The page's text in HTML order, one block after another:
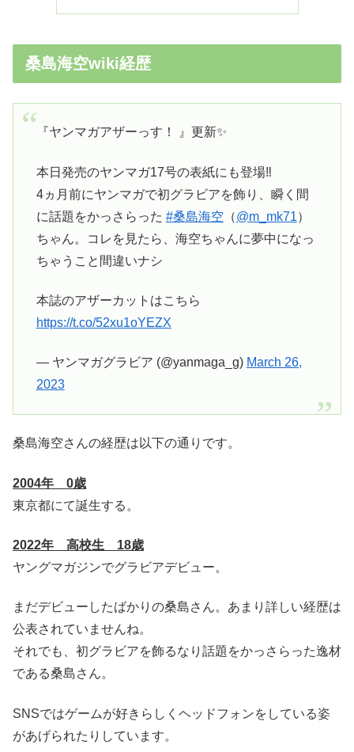
桑島海空wiki経歴
『ヤンマガアザーっす！ 』更新✨
本日発売のヤンマガ17号の表紙にも登場‼️
4ヵ月前にヤンマガで初グラビアを飾り、瞬く間
に話題をかっさらった #桑島海空 （@m_mk71）
ちゃん。コレを見たら、海空ちゃんに夢中になっ
ちゃうこと間違いナシ
本誌のアザーカットはこちら
https://t.co/52xu1oYEZX
— ヤンマガグラビア (@yanmaga_g) March 26,
2023
桑島海空さんの経歴は以下の通りです。
2004年 0歳
東京都にて誕生する。
2022年 高校生 18歳
ヤングマガジンでグラビアデビュー。
まだデビューしたばかりの桑島さん。あまり詳しい経歴は
公表されていませんね。
それでも、初グラビアを飾るなり話題をかっさらった逸材
である桑島さん。
SNSではゲームが好きらしくヘッドフォンをしている姿
があげられたりしています。